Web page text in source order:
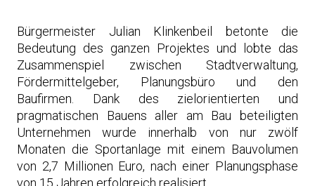
Bürgermeister Julian Klinkenbeil betonte die
Bedeutung des ganzen Projektes und lobte das
Zusammenspiel zwischen Stadtverwaltung,
Fördermittelgeber, Planungsbüro und den
Baufirmen. Dank des zielorientierten und
pragmatischen Bauens aller am Bau beteiligten
Unternehmen wurde innerhalb von nur zwölf
Monaten die Sportanlage mit einem Bauvolumen
von 2,7 Millionen Euro, nach einer Planungsphase
von 15 Jahren erfolgreich realisiert.